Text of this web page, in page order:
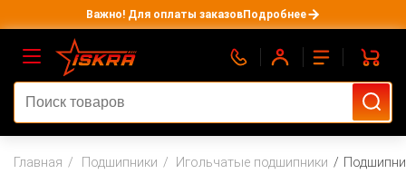
Важно! Для оплаты заказовПодробнее
Главная Подшипники Игольчатые подшипники